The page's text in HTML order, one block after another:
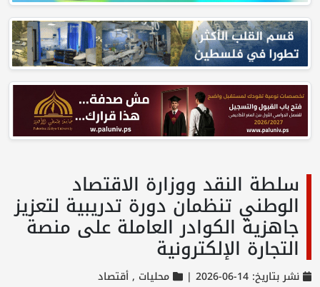
سلطة النقد ووزارة الاقتصاد
الوطني تنظمان دورة تدريبية لتعزيز
جاهزية الكوادر العاملة على منصة
التجارة الإلكترونية
نشر بتاريخ: 14-06-2026 | محليات ,أقتصاد